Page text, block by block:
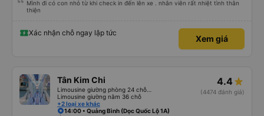
Mình đi có con nhỏ từ khi check in đến lên xe . nhân viên rất nhiệt tình thân
thiện
Xác nhận chỗ ngay lập tức
Xem giá
Tân Kim Chi
Limousine giường nằm 36 chỗ
+2 loại xe khác
4.4
(4474 đánh giá)
14:00 • Quảng Bình (Dọc Quốc Lộ 1A)